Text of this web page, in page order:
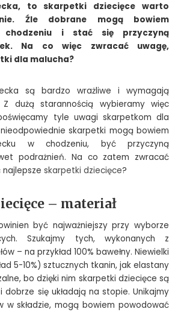
to skarpetki dziecięce warto
Źle dobrane mogą bowiem
chodzeniu i stać się przyczyną
Na co więc zwracać uwagę,
dla malucha?
są bardzo wrażliwe i wymagają
Z dużą starannością wybieramy więc
tyle uwagi skarpetkom dla
skarpetki mogą bowiem
w chodzeniu, być przyczyną
podrażnień. Na co zatem zwracać
skarpetki dziecięce?
– materiał
być najważniejszy przy wyborze
Szukajmy tych, wykonanych z
– na przykład 100% bawełny. Niewielki
5-10%) sztucznych tkanin, jak elastany
bo dzięki nim skarpetki dziecięce są
się układają na stopie. Unikajmy
w składzie, mogą bowiem powodować